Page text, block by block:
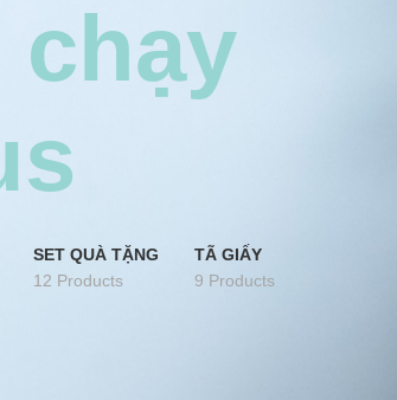
chạy
SET QUÀ TẶNG
12 Products
TÃ GIẤY
9 Products